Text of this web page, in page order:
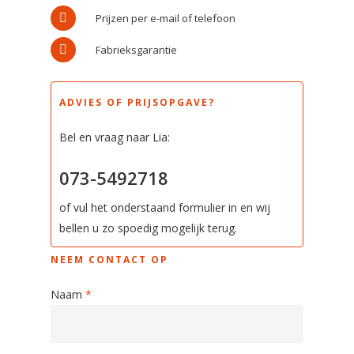
Prijzen per e-mail of telefoon
Fabrieksgarantie
ADVIES OF PRIJSOPGAVE?
Bel en vraag naar Lia:
073-5492718
of vul het onderstaand formulier in en wij
bellen u zo spoedig mogelijk terug.
NEEM CONTACT OP
Naam *
Deuren
Telefoon: 073 – 54